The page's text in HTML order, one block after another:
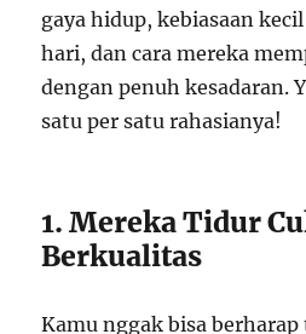
gaya hidup, kebiasaan
hari, dan cara mereka
dengan penuh kesadaran.
satu per satu rahasianya!
1. Mereka Tidur
Berkualitas
Kamu nggak bisa